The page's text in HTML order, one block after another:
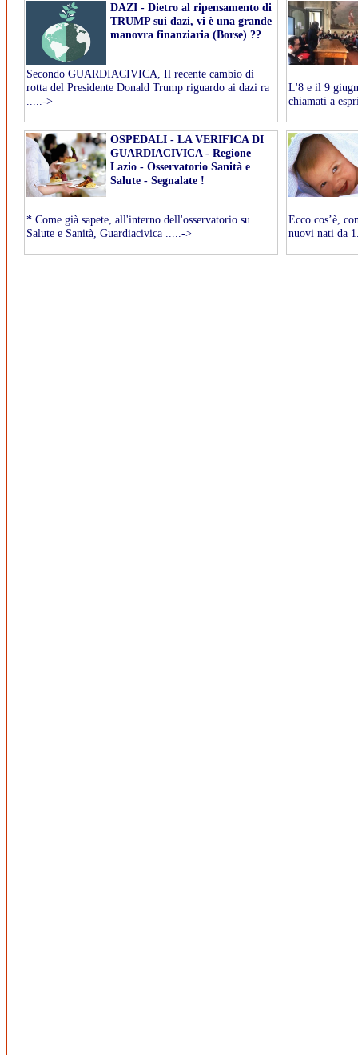
DAZI - Dietro al ripensamento di
TRUMP sui dazi, vi è una grande
manovra finanziaria (Borse) ??
Secondo GUARDIACIVICA, Il recente cambio di
rotta del Presidente Donald Trump riguardo ai dazi ra
.....->
L'8 e il 9
chiamati a
OSPEDALI - LA VERIFICA DI
GUARDIACIVICA - Regione
Lazio - Osservatorio Sanità e
Salute - Segnalate !
* Come già sapete, all'interno dell'osservatorio su
Salute e Sanità, Guardiacivica .....->
Ecco cos’è,
nuovi nati da